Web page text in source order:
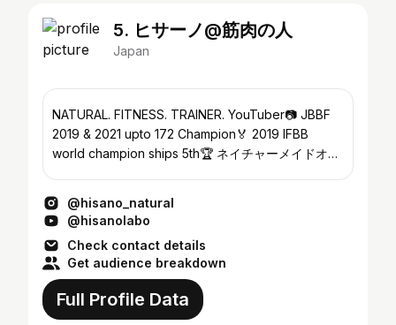
5. ヒサーノ@筋肉の人
Japan
NATURAL. FITNESS. TRAINER. YouTuber📷 JBBF
2019 & 2021 upto 172 Champion🏅 2019 IFBB
world champion ships 5th🏆 ネイチャーメイドオフ
@hisano_natural
@hisanolabo
Check contact details
Get audience breakdown
Full Profile Data